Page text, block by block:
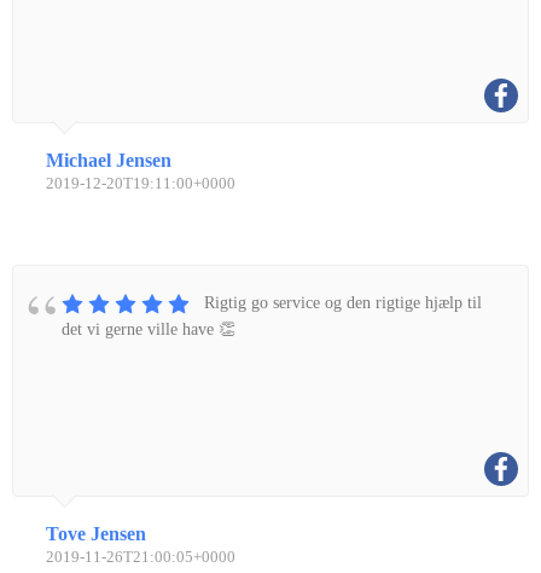
Michael Jensen
2019-12-20T19:11:00+0000
Rigtig go service og den rigtige hjælp til
det vi gerne ville have 👏
Tove Jensen
2019-11-26T21:00:05+0000